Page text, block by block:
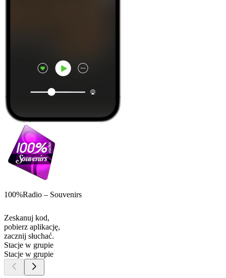
100%Radio – Souvenirs
Zeskanuj kod,
pobierz aplikację,
zacznij słuchać.
Stacje w grupie
Stacje w grupie